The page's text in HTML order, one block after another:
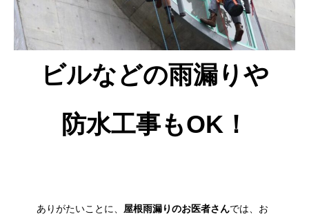
ビルなどの雨漏りや
防水工事もOK！
ありがたいことに、 屋根雨漏りのお医者さんでは、お